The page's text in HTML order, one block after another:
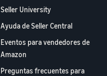
Seller University
Ayuda de Seller Central
Eventos para vendedores de
Amazon
Preguntas frecuentes para